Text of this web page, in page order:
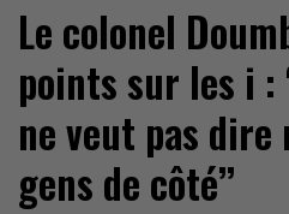
Le colonel
points sur les i :
ne veut pas
gens de côté’’